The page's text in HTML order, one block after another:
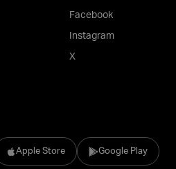
Apple Store Google Play
Facebook
Instagram
X